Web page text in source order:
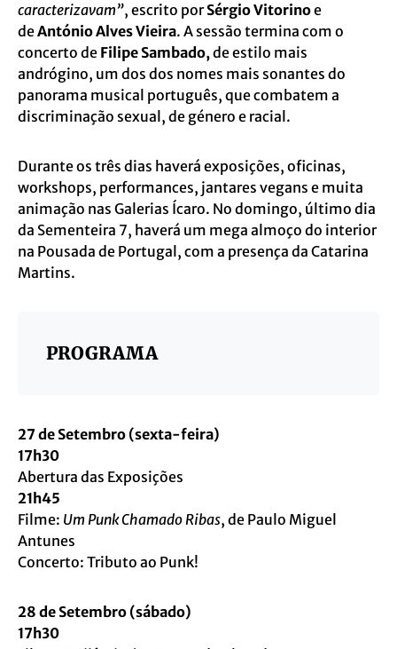
caracterizavam”, escrito porSérgio Vitorinoe
deAntónio Alves Vieira. A sessão termina com o
concerto de Filipe Sambado,de estilo mais
andrógino, um dos dos nomes mais sonantes do
panorama musical português, que combatem a
discriminação sexual, de género e racial.
Durante os três dias haverá exposições, oficinas,
workshops, performances, jantares vegans e muita
animação nas Galerias Ícaro. No domingo, último dia
da Sementeira 7, haverá um mega almoço do interior
na Pousada de Portugal, com a presença da Catarina
Martins.
PROGRAMA
27 de Setembro (sexta-feira)
17h30
Abertura das Exposições
21h45
Filme: Um Punk Chamado Ribas, de Paulo Miguel
Antunes
Concerto: Tributo ao Punk!
28 de Setembro (sábado)
17h30